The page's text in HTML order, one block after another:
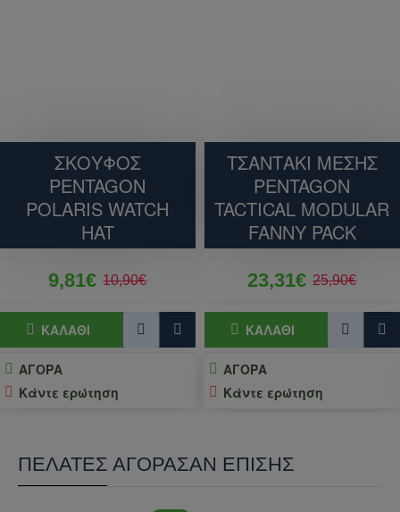
ΣΚΟΥΦΟΣ
PENTAGON
POLARIS WATCH
HAT
9,81€ 10,90€
ΚΑΛΆΘΙ
ΑΓΟΡΑ
Κάντε ερώτηση
ΤΣΑΝΤΑΚΙ ΜΕΣΗΣ
PENTAGON
TACTICAL MODULAR
FANNY PACK
23,31€ 25,90€
ΚΑΛΆΘΙ
ΑΓΟΡΑ
Κάντε ερώτηση
ΠΕΛΆΤΕΣ ΑΓΌΡΑΣΑΝ ΕΠΊΣΗΣ